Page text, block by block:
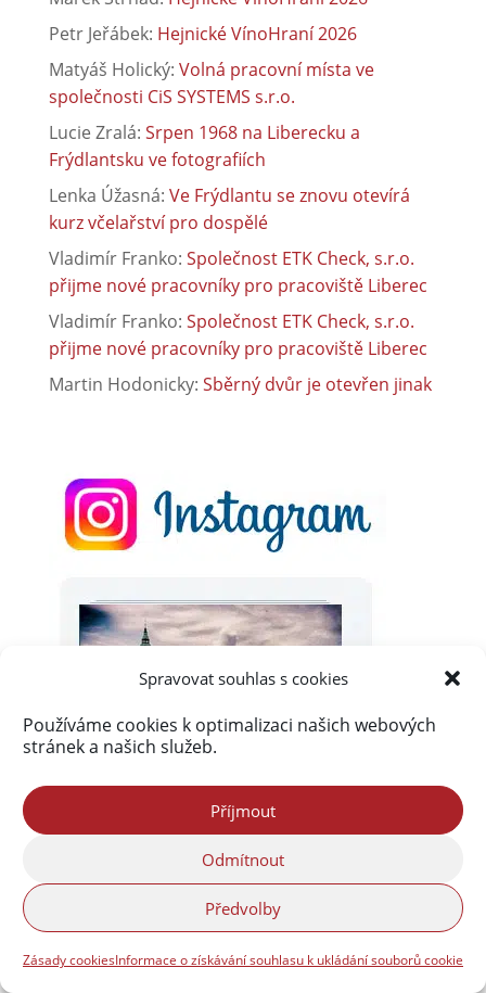
Spravovat souhlas s cookies
Používáme cookies k optimalizaci našich webových
stránek a našich služeb.
Příjmout
Odmítnout
Předvolby
Zásady cookiesInformace o získávání souhlasu k ukládání souborů cookie
Petr Jeřábek: Hejnické VínoHraní 2026
Matyáš Holický: Volná pracovní místa ve
společnosti CiS SYSTEMS s.r.o.
Lucie Zralá: Srpen 1968 na Liberecku a
Frýdlantsku ve fotografiích
Lenka Úžasná: Ve Frýdlantu se znovu otevírá
kurz včelařství pro dospělé
Vladimír Franko: Společnost ETK Check, s.r.o.
přijme nové pracovníky pro pracoviště Liberec
Vladimír Franko: Společnost ETK Check, s.r.o.
přijme nové pracovníky pro pracoviště Liberec
Martin Hodonicky: Sběrný dvůr je otevřen jinak